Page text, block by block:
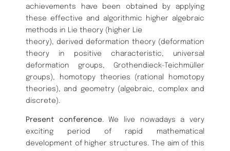
achievements have been obtained by applying
these effective and algorithmic higher algebraic
methods in Lie theory (higher Lie
theory), derived deformation theory (deformation
theory in positive characteristic, universal
deformation groups, Grothendieck–Teichmüller
groups), homotopy theories (rational homotopy
theories), and geometry (algebraic, complex and
discrete).
Present conference. We live nowadays a very
exciting period of rapid mathematical
development of higher structures. The aim of this